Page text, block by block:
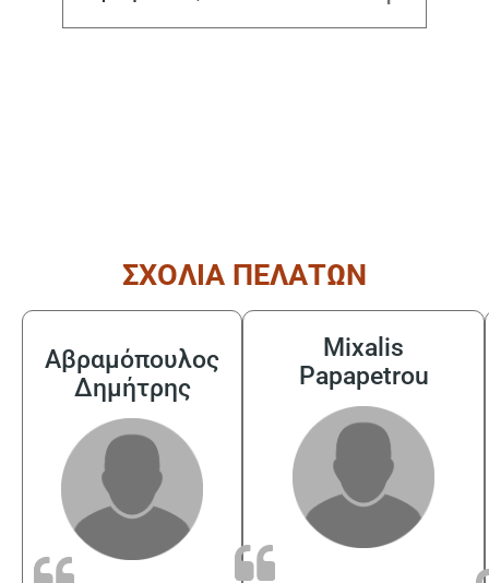
ΣΧΟΛΙΑ ΠΕΛΑΤΩΝ
Αβραμόπουλος
Δημήτρης
Mixalis
Papapetrou